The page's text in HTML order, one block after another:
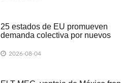
25 estados de EU promueven
demanda colectiva por nuevos
2026-08-04